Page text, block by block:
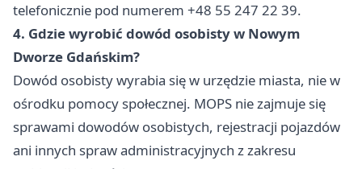
telefonicznie pod numerem +48 55 247 22 39.
4. Gdzie wyrobić dowód osobisty w Nowym
Dworze Gdańskim?
Dowód osobisty wyrabia się w urzędzie miasta, nie w
ośrodku pomocy społecznej. MOPS nie zajmuje się
sprawami dowodów osobistych, rejestracji pojazdów
ani innych spraw administracyjnych z zakresu